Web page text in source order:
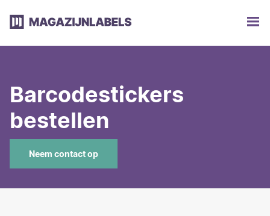
Barcodestickers
bestellen
Neem contact op